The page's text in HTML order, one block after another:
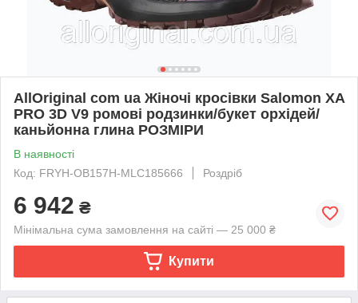
AllOriginal com ua Жіночі кросівки Salomon XA
PRO 3D V9 ромові родзинки/букет орхідей/
каньйонна глина РОЗМІРИ
В наявності
Код: FRYH-OB157H-MLC185666
Роздріб
6 942 ₴
Мінімальна сума замовлення на сайті — 25 000 ₴
Купити